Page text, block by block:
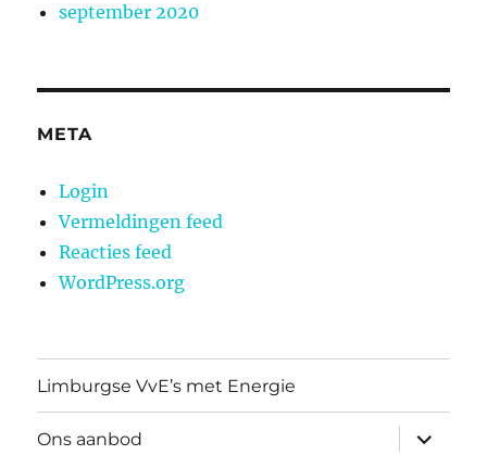
september 2020
META
Login
Vermeldingen feed
Reacties feed
WordPress.org
Limburgse VvE’s met Energie
Ons aanbod